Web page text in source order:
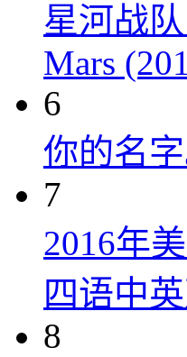
星河战
Mars
6
你的名
7
2016年
四语中
8